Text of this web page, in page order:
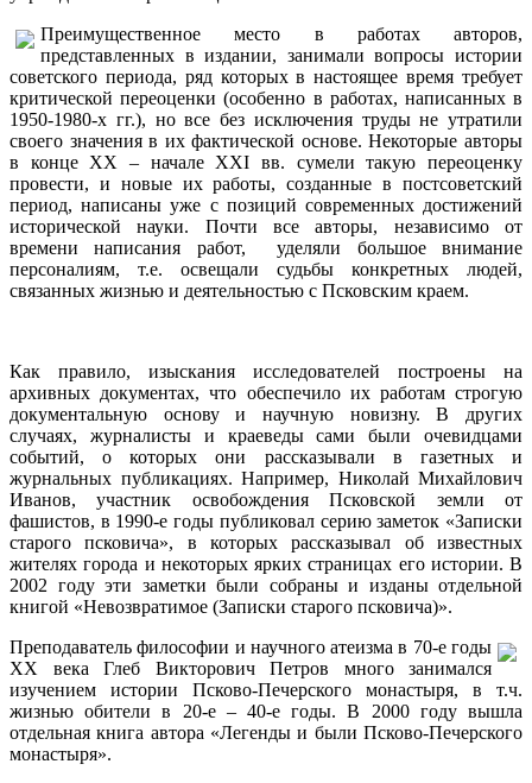
Преимущественное место в работах авторов,
представленных в издании, занимали вопросы истории
советского периода, ряд которых в настоящее время требует
критической переоценки (особенно в работах, написанных в
1950-1980-х гг.), но все без исключения труды не утратили
своего значения в их фактической основе. Некоторые авторы
в конце ХХ – начале XXI вв. сумели такую переоценку
провести, и новые их работы, созданные в постсоветский
период, написаны уже с позиций современных достижений
исторической науки. Почти все авторы, независимо от
времени написания работ, уделяли большое внимание
персоналиям, т.е. освещали судьбы конкретных людей,
связанных жизнью и деятельностью с Псковским краем.
Как правило, изыскания исследователей построены на
архивных документах, что обеспечило их работам строгую
документальную основу и научную новизну. В других
случаях, журналисты и краеведы сами были очевидцами
событий, о которых они рассказывали в газетных и
журнальных публикациях. Например, Николай Михайлович
Иванов, участник освобождения Псковской земли от
фашистов, в 1990-е годы публиковал серию заметок «Записки
старого псковича», в которых рассказывал об известных
жителях города и некоторых ярких страницах его истории. В
2002 году эти заметки были собраны и изданы отдельной
книгой «Невозвратимое (Записки старого псковича)».
Преподаватель философии и научного атеизма в 70-е годы
ХХ века Глеб Викторович Петров много занимался
изучением истории Псково-Печерского монастыря, в т.ч.
жизнью обители в 20-е – 40-е годы. В 2000 году вышла
отдельная книга автора «Легенды и были Псково-Печерского
монастыря».